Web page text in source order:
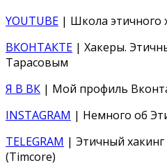
YOUTUBE | Школа этичного
ВКОНТАКТЕ | Хакеры.
Тарасовым
Я В ВК | Мой профиль
INSTAGRAM | Немного об
TELEGRAM | Этичный
(Timcore)